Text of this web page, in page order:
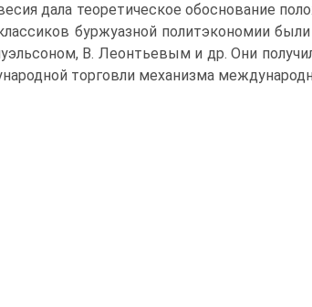
дала теоретическое обоснование
буржуазной политэкономии
В. Леонтьевым и др. Они
торговли механизма